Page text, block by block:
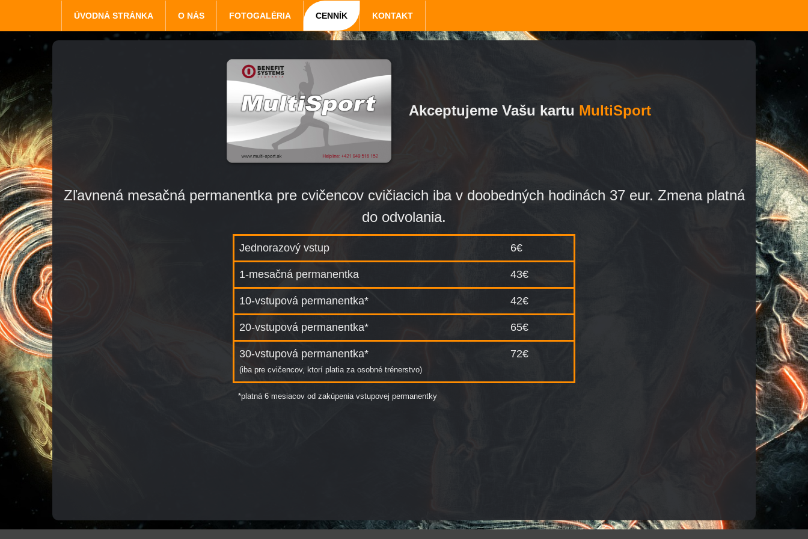
ÚVODNÁ STRÁNKA O NÁS FOTOGALÉRIA CENNÍK KONTAKT
Akceptujeme Vašu kartu MultiSport
Zľavnená mesačná permanentka pre cvičencov cvičiacich iba v doobedných hodinách 37 eur. Zmena platná
do odvolania.
Jednorazový vstup 6€
1-mesačná permanentka 43€
10-vstupová permanentka* 42€
20-vstupová permanentka* 65€
30-vstupová permanentka*
(iba pre cvičencov, ktorí platia za osobné trénerstvo)
72€
*platná 6 mesiacov od zakúpenia vstupovej permanentky